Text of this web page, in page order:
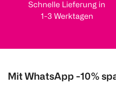
Schnelle Lieferung in
1-3 Werktagen
Mit WhatsApp -10%